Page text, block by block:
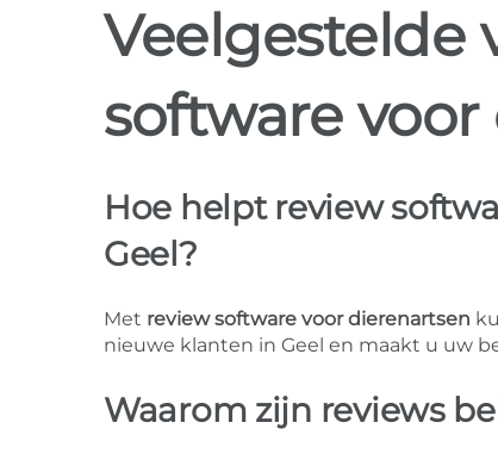
Veelgestelde
software
Hoe helpt review
Geel?
Met review software voor dierenartsen
nieuwe klanten in Geel en maakt u uw
Waarom zijn reviews